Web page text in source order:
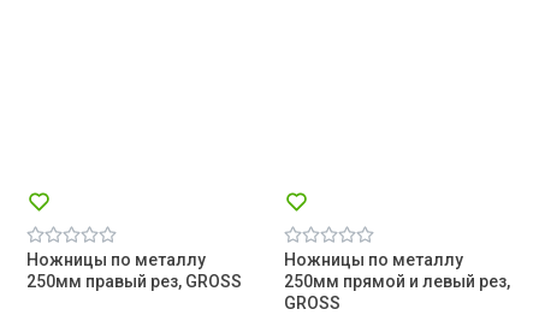
Ножницы по металлу
250мм правый рез, GROSS
Ножницы по металлу
250мм прямой и левый рез,
GROSS